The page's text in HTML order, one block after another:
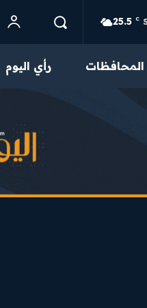
تواصل بنا
25.5 C
المحافظات رأي اليوم